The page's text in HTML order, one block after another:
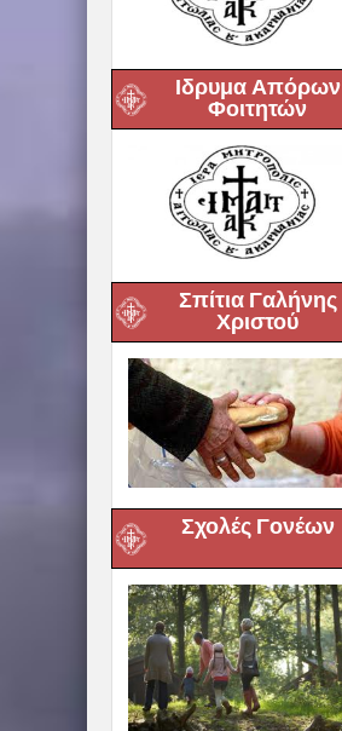
Ιδρυμα Απόρων
Φοιτητών
Σπίτια Γαλήνης
Χριστού
Σχολές Γονέων